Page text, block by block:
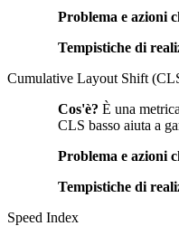
Problema e azioni
Tempistiche di
Cumulative Layout Shift
Cos'è? È una
CLS basso aiuta a
Problema e azioni
Tempistiche di
Speed Index